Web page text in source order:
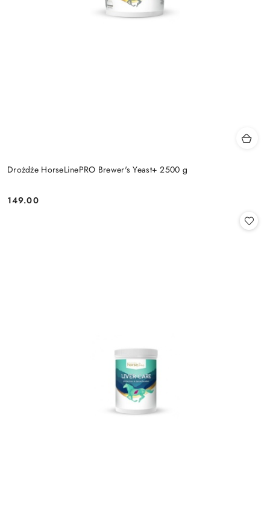
Drożdże HorseLinePRO Brewer's Yeast+ 2500 g
Cena:
149.00